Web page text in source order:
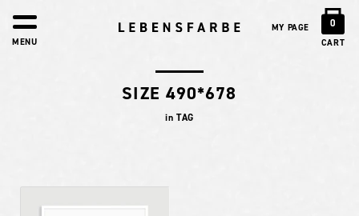
MY PAGE 0
CART
MENU
SIZE 490*678
in TAG